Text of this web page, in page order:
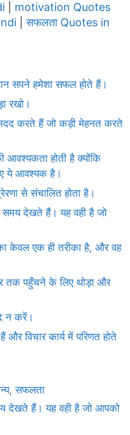
motivation Quotes
|सफलता Quotes in
सपने हमेशा सफल होते हैं।
रखो।
करते हैं जो कड़ी मेहनत करते
आवश्यकता होती है क्योंकि
ये आवश्यक है।
से संचालित होता है।
देखते हैं। यह वही है जो
केवल एक ही तरीका है, और वह
तक पहुँचने के लिए थोड़ा और
न करें।
हैं और विचार कार्य में परिणत होते
,सफलता
देखते हैं। यह वही है जो आपको